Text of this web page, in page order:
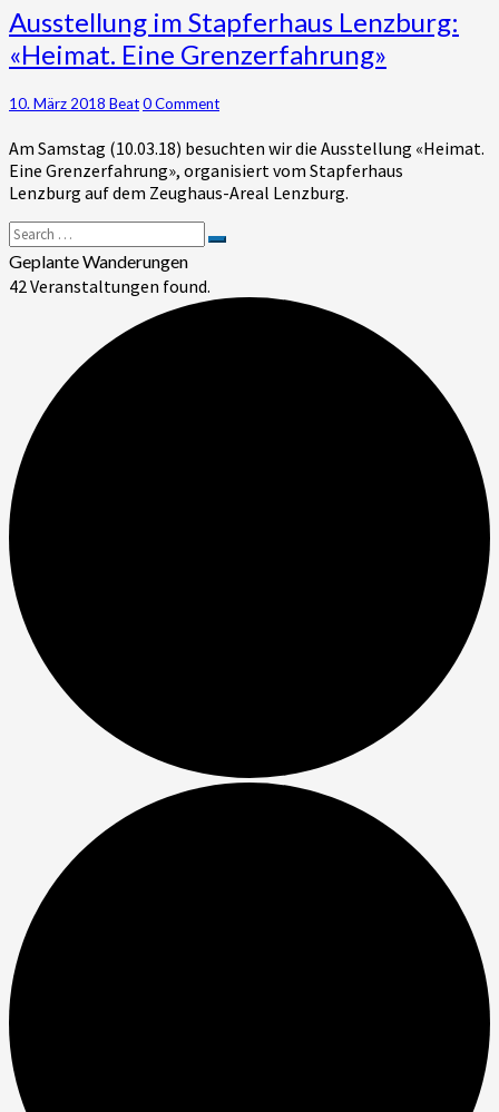
Ausstellung
im
Stapferhaus
«Heimat.
Grenzerfahrung»
Ausstellung im Stapferhaus Lenzburg:
«Heimat. Eine Grenzerfahrung»
10. März 2018 BeatComments
0 Comment
Am Samstag (10.03.18) besuchten wir die Ausstellung «Heimat.
Eine Grenzerfahrung», organisiert vom Stapferhaus
Lenzburg auf dem Zeughaus-Areal Lenzburg.
Search
for:
Search
Geplante Wanderungen
42 Veranstaltungen found.